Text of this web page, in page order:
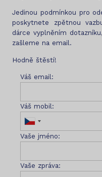
Jedinou podmínkou pro
poskytnete zpětnou
dárce vyplněním
zašleme na email.
Hodně štěstí!
Váš email:
Váš mobil:
Vaše jméno:
Vaše zpráva: